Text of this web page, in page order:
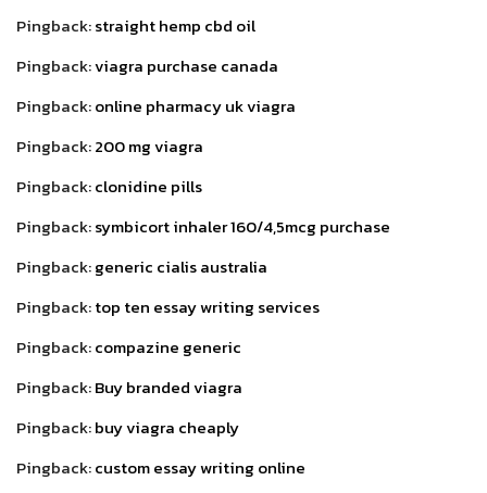
Pingback:straight hemp cbd oil
Pingback:viagra purchase canada
Pingback:online pharmacy uk viagra
Pingback:200 mg viagra
Pingback:clonidine pills
Pingback:symbicort inhaler 160/4,5mcg purchase
Pingback:generic cialis australia
Pingback:top ten essay writing services
Pingback:compazine generic
Pingback:Buy branded viagra
Pingback:buy viagra cheaply
Pingback:custom essay writing online